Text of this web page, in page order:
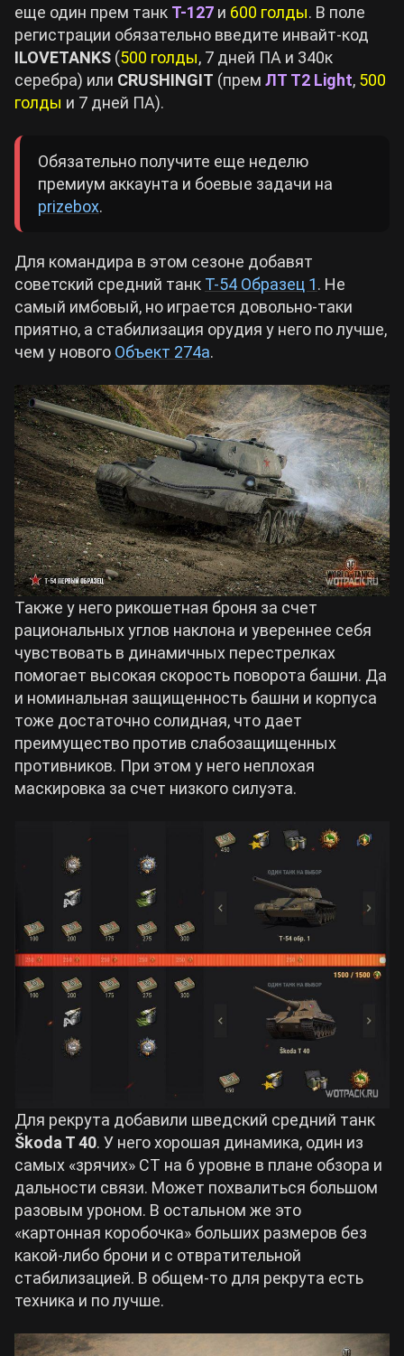
еще один прем танк Т-127 и 600 голды. В поле
регистрации обязательно введите инвайт-код
ILOVETANKS (500 голды, 7 дней ПА и 340к
серебра) или CRUSHINGIT (прем ЛТ T2 Light, 500
голды и 7 дней ПА).
Обязательно получите еще неделю
премиум аккаунта и боевые задачи на
prizebox.
Для командира в этом сезоне добавят
советский средний танк Т-54 Образец 1. Не
самый имбовый, но играется довольно-таки
приятно, а стабилизация орудия у него по лучше,
чем у нового Объект 274а.
Также у него рикошетная броня за счет
рациональных углов наклона и увереннее себя
чувствовать в динамичных перестрелках
помогает высокая скорость поворота башни. Да
и номинальная защищенность башни и корпуса
тоже достаточно солидная, что дает
преимущество против слабозащищенных
противников. При этом у него неплохая
маскировка за счет низкого силуэта.
Для рекрута добавили шведский средний танк
Škoda T 40. У него хорошая динамика, один из
самых «зрячих» СТ на 6 уровне в плане обзора и
дальности связи. Может похвалиться большом
разовым уроном. В остальном же это
«картонная коробочка» больших размеров без
какой-либо брони и с отвратительной
стабилизацией. В общем-то для рекрута есть
техника и по лучше.